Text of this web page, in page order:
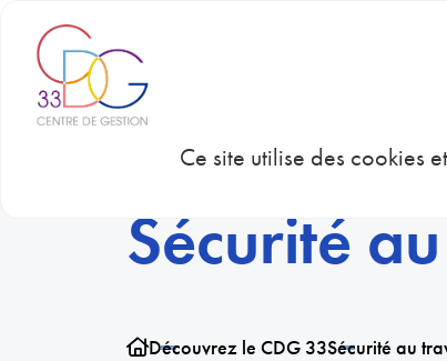
Sécurité
Découvrez le CDG 33Sécurité au
Ce site utilise des cookies